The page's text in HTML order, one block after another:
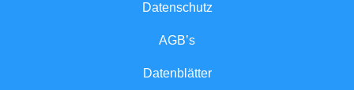
Datenschutz
AGB’s
Datenblätter